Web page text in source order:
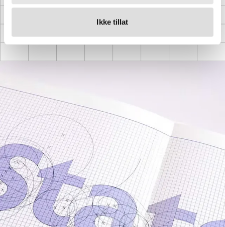
Ikke tillat
skape noe ekstraordinært. Dette
i Grid skaper design som både
fungerer og utfordrer.